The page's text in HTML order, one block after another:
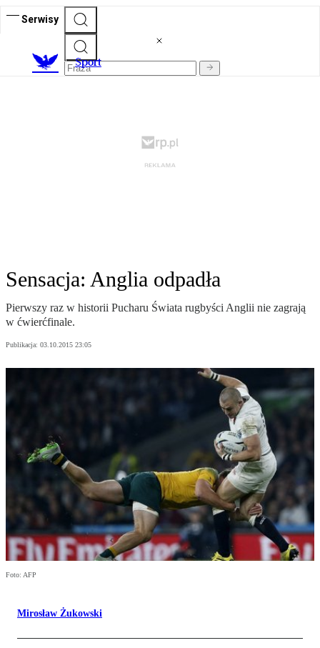
Serwisy
Sport
Sensacja: Anglia odpadła
Pierwszy raz w historii Pucharu Świata rugbyści Anglii nie zagrają
w ćwierćfinale.
Publikacja: 03.10.2015 23:05
Foto: AFP
Mirosław Żukowski